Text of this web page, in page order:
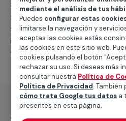
alternativas que podemos
general de climatización frio
suministro de los materiales
intervenciones a realizar, o la
falta para completar tu
¿Qué incluye?
mediante el análisis de tus
Puedes configurar estas
limitarse la navegación y
aceptas las cookies estás
las cookies en este sitio web.
cookies pulsando el botón
rechazar su uso. Si deseas más
consultar nuestra Política de
Política de Privacidad.
cómo trata Google tus datos a
presentes en esta página.